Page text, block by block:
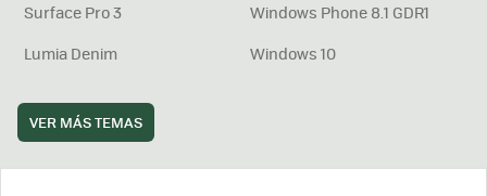
Surface Pro 3
Windows Phone 8.1 GDR1
Lumia Denim
Windows 10
VER MÁS TEMAS